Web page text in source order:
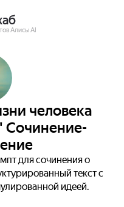
Алисы AI
человека
Сочинение-
для сочинения о
текст с
идеей.